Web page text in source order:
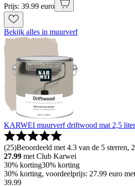
Prijs: 39.99 euro
Bekijk alles in muurverf
KARWEI muurverf driftwood mat 2,5 liter
(25)Beoordeeld met 4.3 van de 5 sterren,
27.99 met Club Karwei
30% korting30% korting
30% korting, voordeelprijs: 27.99 euro
39.99